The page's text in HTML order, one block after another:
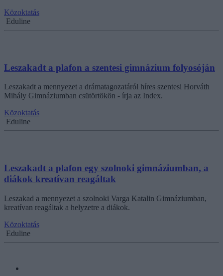
Közoktatás
Eduline
Leszakadt a plafon a szentesi gimnázium folyosóján
Leszakadt a mennyezet a drámatagozatáról híres szentesi Horváth
Mihály Gimnáziumban csütörtökön - írja az Index.
Közoktatás
Eduline
Leszakadt a plafon egy szolnoki gimnáziumban, a
diákok kreatívan reagáltak
Leszakad a mennyezet a szolnoki Varga Katalin Gimnáziumban,
kreatívan reagáltak a helyzetre a diákok.
Közoktatás
Eduline